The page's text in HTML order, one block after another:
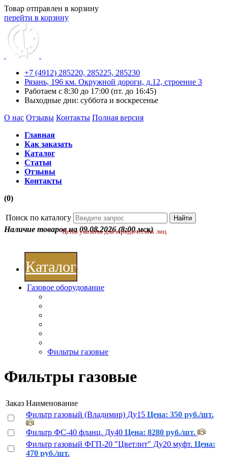
Товар отправлен в корзину
перейти в корзину
+7 (4912) 285220, 285225, 285230
Рязань, 196 км. Окружной дороги, д.12, строение 3
Работаем с 8:30 до 17:00 (пт. до 16:45)
Выходные дни: суббота и воскресенье
О нас Отзывы Контакты Полная версия
Главная
Как заказать
Каталог
Статьи
Отзывы
Контакты
(0)
Поиск по каталогу
Наличие товаров на 09.08.2026 (8:00 мск)
Цены указаны для юридических лиц
Каталог
Газовое оборудование
Фильтры газовые
Фильтры газовые
Заказ Наименование
Фильтр газовый (Владимир) Ду15 Цена: 350 руб./шт.
Фильтр ФС-40 фланц. Ду40 Цена: 8280 руб./шт.
Фильтр газовый ФГП-20 "Цветлит" Ду20 муфт. Цена:
470 руб./шт.